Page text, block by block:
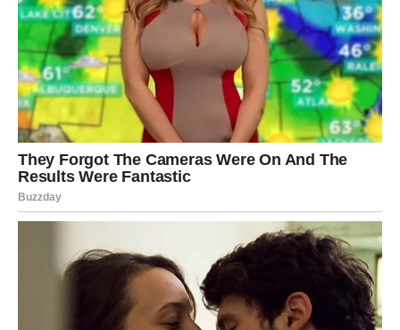
Pred vama su novi ljudi, nove mogućnosti i novi razlozi za
sreću.
Zato nemojte odustajati od svojih snova.
Nemojte sumnjati kada život počne donositi lijepe
promjene.
Jer svemir vam šalje veoma jasnu poruku:
Vrijeme koje ste dugo čekali konačno je stiglo.
A ono što sada počinje moglo bi vam donijeti više radosti,